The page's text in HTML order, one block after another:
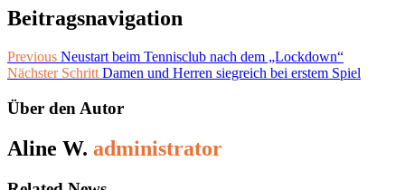
Beitragsnavigation
Previous Neustart beim Tennisclub nach dem „Lockdown“
Nächster Schritt Damen und Herren siegreich bei erstem Spiel
Über den Autor
Aline W. administrator